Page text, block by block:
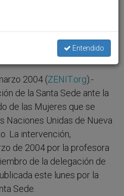
2004 (ZENIT.org).-
de la Santa Sede ante la
de las Mujeres que se
Naciones Unidas de Nueva
La intervención,
de 2004 por la profesora
de la delegación de
este lunes por la
Sede.
Entendido